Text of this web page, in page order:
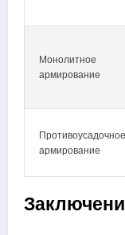
Монолитное
армирование
Противоусадочное
армирование